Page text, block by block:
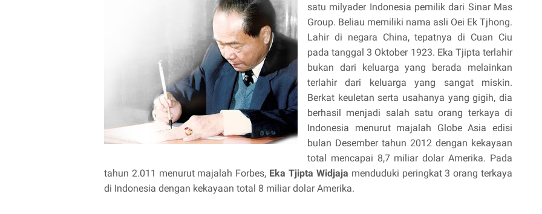
satu milyader Indonesia pemilik dari Sinar Mas
Group. Beliau memiliki nama asli Oei Ek Tjhong.
Lahir di negara China, tepatnya di Cuan Ciu
pada tanggal 3 Oktober 1923. Eka Tjipta terlahir
bukan dari keluarga yang berada melainkan
terlahir dari keluarga yang sangat miskin.
Berkat keuletan serta usahanya yang gigih, dia
berhasil menjadi salah satu orang terkaya di
Indonesia menurut majalah Globe Asia edisi
bulan Desember tahun 2012 dengan kekayaan
total mencapai 8,7 miliar dolar Amerika. Pada
tahun 2.011 menurut majalah Forbes, Eka Tjipta Widjaja menduduki peringkat 3 orang terkaya
di Indonesia dengan kekayaan total 8 miliar dolar Amerika.